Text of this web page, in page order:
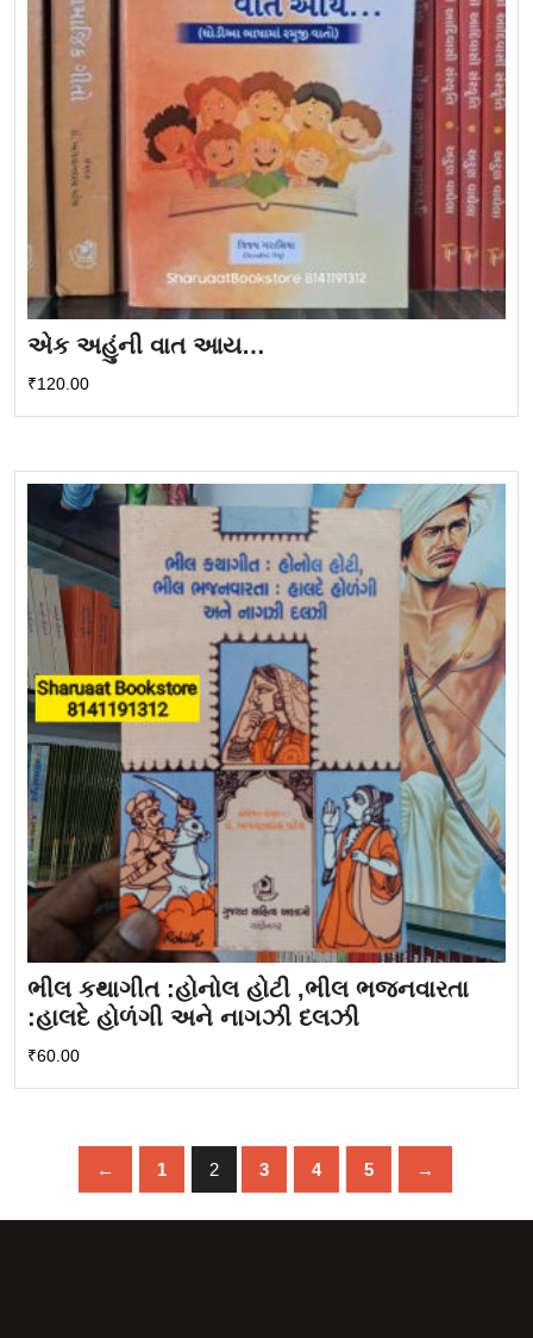
એક અહુંની વાત આય…
₹120.00
ભીલ કથાગીત :હોનોલ હોટી ,ભીલ ભજનવારતા
:હાલદે હોળંગી અને નાગઝી દલઝી
₹60.00
← 1 2 3 4 5 →